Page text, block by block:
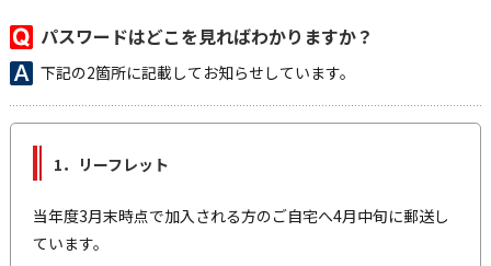
パスワードはどこを見ればわかりますか？
下記の2箇所に記載してお知らせしています。
1．リーフレット
当年度3月末時点で加入される方のご自宅へ4月中旬に郵送し
ています。